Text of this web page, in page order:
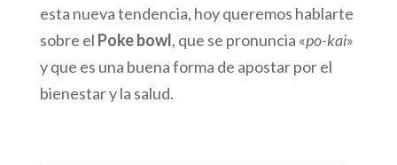
esta nueva tendencia, hoy queremos hablarte
sobre el Poke bowl, que se pronuncia «po-kai»
y que es una buena forma de apostar por el
bienestar y la salud.